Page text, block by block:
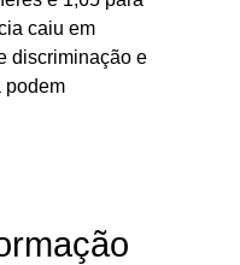
caiu em
discriminação e
podem